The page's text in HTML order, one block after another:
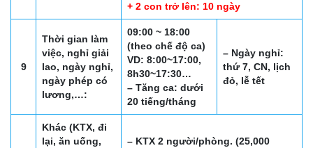
+ 2 con trở lên: 10 ngày
9
Thời gian làm
việc, nghỉ giải
lao, ngày nghỉ,
ngày phép có
lương,…:
09:00 ~ 18:00
(theo chế độ ca)
VD: 8:00~17:00,
8h30~17:30…
– Tăng ca: dưới
20 tiếng/tháng
– Ngày nghỉ:
thứ 7, CN, lịch
đỏ, lễ tết
Khác (KTX, đi
lại, ăn uống,
– KTX 2 người/phòng. (25,000